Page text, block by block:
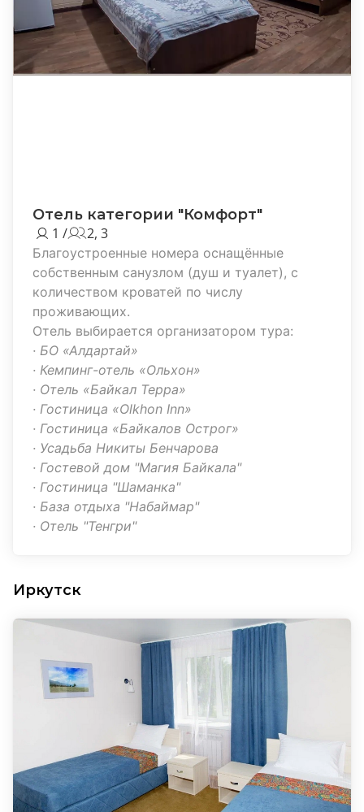
Отель категории "Комфорт"
1 /
2, 3
Благоустроенные номера оснащённые
собственным санузлом (душ и туалет), с
количеством кроватей по числу
проживающих.
Отель выбирается организатором тура:
· БО «Алдартай»
· Кемпинг-отель «Ольхон»
· Отель «Байкал Терра»
· Гостиница «Olkhon Inn»
· Гостиница «Байкалов Острог»
· Усадьба Никиты Бенчарова
· Гостевой дом "Магия Байкала"
· Гостиница "Шаманка"
· База отдыха "Набаймар"
· Отель "Тенгри"
Иркутск